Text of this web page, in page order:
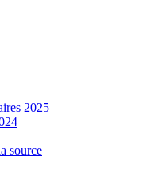
2025
source